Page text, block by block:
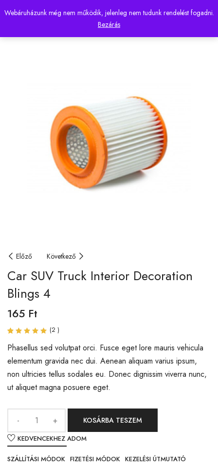
Webáruházunk még nem működik, jelenleg nem tudunk rendelést fogadni.
Bezárás
Előző Következő
Car SUV Truck Interior Decoration
Blings 4
165 Ft
5.00az
5-ből,
értékelés
(2 )
Phasellus sed volutpat orci. Fusce eget lore mauris vehicula
elementum gravida nec dui. Aenean aliquam varius ipsum,
non ultricies tellus sodales eu. Donec dignissim viverra nunc,
ut aliquet magna posuere eget.
KOSÁRBA TESZEM
KEDVENCEKHEZ ADOM
SZÁLLÍTÁSI MÓDOK FIZETÉSI MÓDOK KEZELÉSI ÚTMUTATÓ